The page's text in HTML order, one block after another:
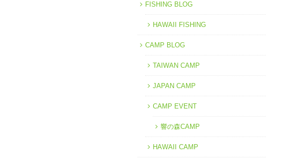
FISHING BLOG
HAWAII FISHING
CAMP BLOG
TAIWAN CAMP
JAPAN CAMP
CAMP EVENT
響の森CAMP
HAWAII CAMP